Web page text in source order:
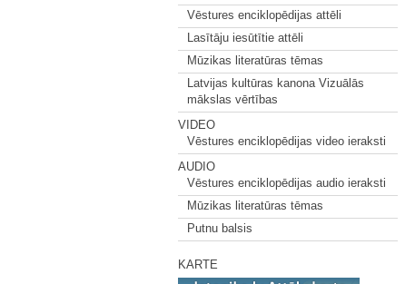
Vēstures enciklopēdijas attēli
Lasītāju iesūtītie attēli
Mūzikas literatūras tēmas
Latvijas kultūras kanona Vizuālās
mākslas vērtības
VIDEO
Vēstures enciklopēdijas video ieraksti
AUDIO
Vēstures enciklopēdijas audio ieraksti
Mūzikas literatūras tēmas
Putnu balsis
KARTE